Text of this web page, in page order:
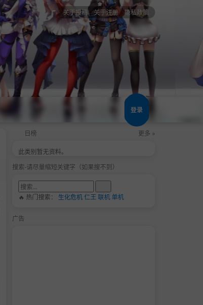
关于投稿 关于注册 隐私政策
登录
日榜 更多 »
此类别暂无资料。
搜索-请尽量缩短关键字（如果搜不到）
🔥 热门搜索： 生化危机仁王 联机单机
广告